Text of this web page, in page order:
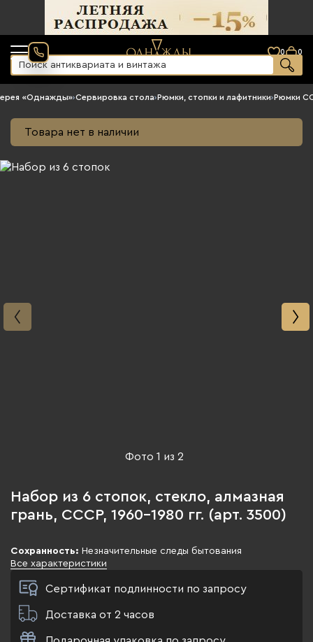
0 0
«Однажды»›Сервировка стола›Рюмки, стопки и лафитники›Рюмки
Товара нет в наличии
Фото1 из2
Набор из 6 стопок, стекло, алмазная
грань, СССР, 1960-1980 гг. (арт. 3500)
Сохранность: Незначительные следы бытования
Все характеристики
Сертификат подлинности по запросу
Доставка от 2 часов